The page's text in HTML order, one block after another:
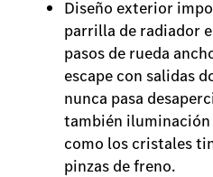
Diseño exterior
parrilla de radiador
pasos de rueda
escape con salidas
nunca pasa
también
como los cristales
pinzas de freno.